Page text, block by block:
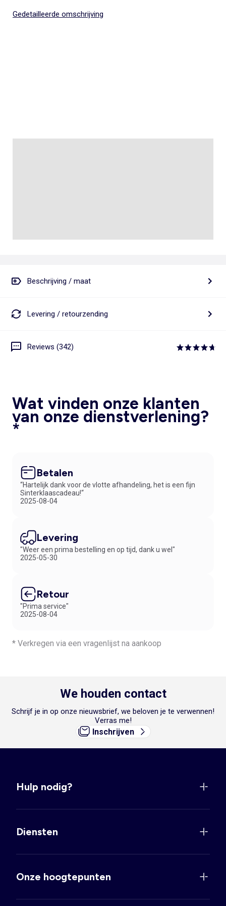
Gedetailleerde omschrijving
Beschrijving / maat
Levering / retourzending
Reviews (342)
Wat vinden onze klanten
van onze dienstverlening?
*
Betalen
“Hartelijk dank voor de vlotte afhandeling, het is een fijn
Sinterklaascadeau!“
2025-08-04
Levering
"Weer een prima bestelling en op tijd, dank u wel"
2025-05-30
Retour
"Prima service"
2025-08-04
* Verkregen via een vragenlijst na aankoop
We houden contact
Schrijf je in op onze nieuwsbrief, we beloven je te verwennen!
Verras me!
Inschrijven
Hulp nodig?
Diensten
Onze hoogtepunten